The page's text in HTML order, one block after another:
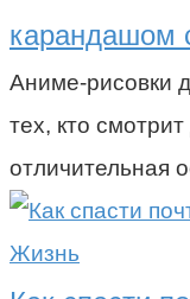
карандашом
Аниме-рисовки
тех, кто
отличительная
Жизнь